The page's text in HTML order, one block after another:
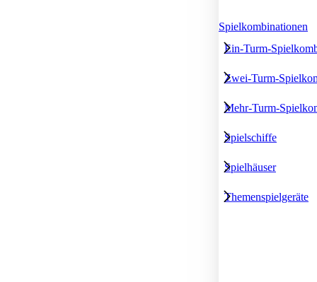
Spielkombinationen
Ein-Turm-
Zwei-Turm-
Mehr-Turm-
Spielschiffe
Spielhäuser
Themenspielgeräte